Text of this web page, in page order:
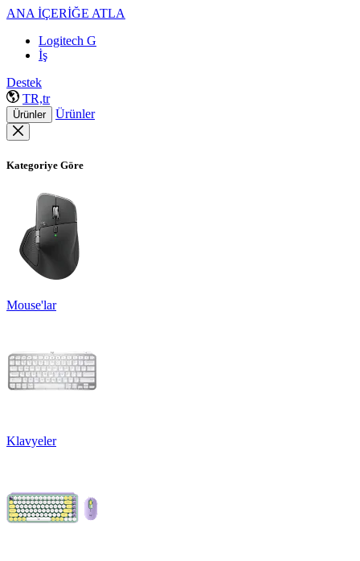
ANA İÇERİĞE ATLA
Logitech G
İş
Destek
TR,tr
Ürünler Ürünler
Kategoriye Göre
Mouse'lar
Klavyeler